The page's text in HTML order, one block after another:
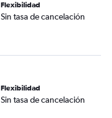
Flexibilidad
Sin tasa de cancelación
Flexibilidad
Sin tasa de cancelación